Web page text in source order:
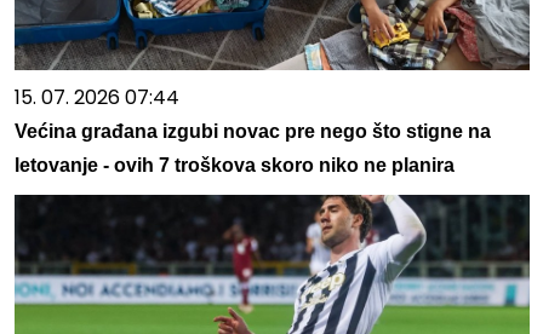
15. 07. 2026 07:44
Većina građana izgubi novac pre nego što stigne na
letovanje - ovih 7 troškova skoro niko ne planira